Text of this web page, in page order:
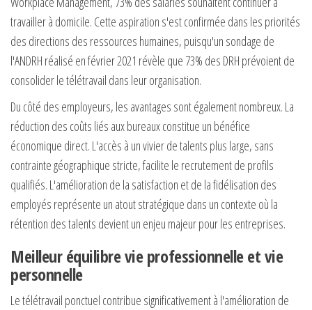
travailler à domicile. Cette aspiration s'est confirmée dans les priorités
des directions des ressources humaines, puisqu'un sondage de
l'ANDRH réalisé en février 2021 révèle que 73% des DRH prévoient de
consolider le télétravail dans leur organisation.
Du côté des employeurs, les avantages sont également nombreux. La
réduction des coûts liés aux bureaux constitue un bénéfice
économique direct. L'accès à un vivier de talents plus large, sans
contrainte géographique stricte, facilite le recrutement de profils
qualifiés. L'amélioration de la satisfaction et de la fidélisation des
employés représente un atout stratégique dans un contexte où la
rétention des talents devient un enjeu majeur pour les entreprises.
Meilleur équilibre vie professionnelle et vie
personnelle
Le télétravail ponctuel contribue significativement à l'amélioration de